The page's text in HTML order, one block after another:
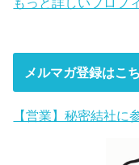
メルマガ登録はこ
【営業】秘密結社に